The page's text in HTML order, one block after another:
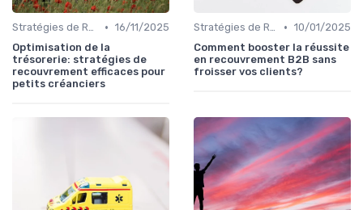
Stratégies de Recouvrement B2B • 16/11/2025
Optimisation de la
trésorerie: stratégies de
recouvrement efficaces pour
petits créanciers
Stratégies de Recouvrement B2B • 10/01/2025
Comment booster la réussite
en recouvrement B2B sans
froisser vos clients?